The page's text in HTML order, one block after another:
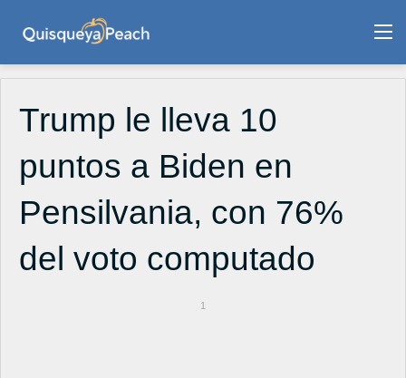
Trump le lleva 10
puntos a Biden en
Pensilvania, con 76%
del voto computado
1